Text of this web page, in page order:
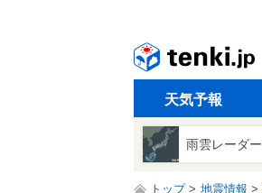
天気予報
雨雲レーダー
トップ 地震情報